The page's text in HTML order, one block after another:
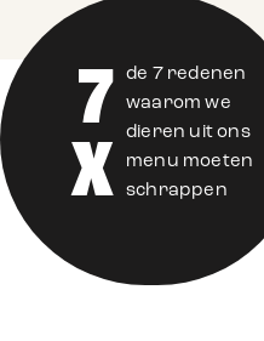
7
X
de 7 redenen
waarom we
dieren uit ons
menu moeten
schrappen